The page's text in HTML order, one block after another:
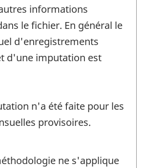
informations
le fichier. En général le
d'enregistrements
d'une imputation est
n'a été faite pour les
provisoires.
ne s'applique